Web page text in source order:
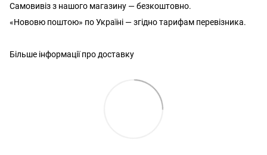
Самовивіз з нашого магазину — безкоштовно.
«Нововю поштою» по Україні — згідно тарифам перевізника.
Більше інформації про доставку